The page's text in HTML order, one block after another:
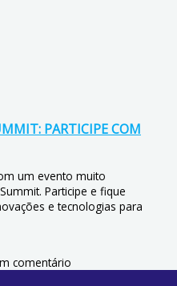
PARTICIPE COM
um evento muito
Participe e fique
e tecnologias para
comentário